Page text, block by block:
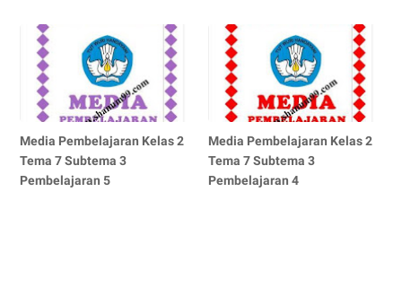
Media Pembelajaran Kelas 2
Tema 7 Subtema 3
Pembelajaran 5
Media Pembelajaran Kelas 2
Tema 7 Subtema 3
Pembelajaran 4